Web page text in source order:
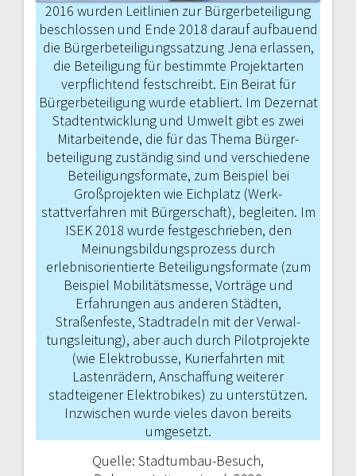
2016 wurden Leitlinien zur Bürgerbeteili­gung
beschlossen und Ende 2018 darauf aufbauend
die Bürgerbeteiligungssat­zung Jena erlassen,
die Beteiligung für bestimmte Projektarten
verpflichtend festschreibt. Ein Beirat für
Bürgerbeteili­gung wurde etabliert. Im Dezernat
Stadt­entwicklung und Umwelt gibt es zwei
Mitarbeitende, die für das Thema Bürger­
beteiligung zuständig sind und verschie­dene
Beteiligungsformate, zum Beispiel bei
Großprojekten wie Eichplatz (Werk­
stattverfahren mit Bürgerschaft), beglei­ten. Im
ISEK 2018 wurde festgeschrieben, den
Meinungsbildungsprozess durch
erlebnisorientierte Beteiligungsformate (zum
Beispiel Mobilitätsmesse, Vorträge und
Erfahrungen aus anderen Städten,
Straßenfeste, Stadtradeln mit der Verwal­
tungsleitung), aber auch durch Pilotpro­jekte
(wie Elektrobusse, Kurierfahrten mit
Lastenrädern, Anschaffung weiterer
stadteigener Elektrobikes) zu unterstüt­zen.
Inzwischen wurde vieles davon bereits
umgesetzt.
Quelle: Stadtumbau-Besuch,